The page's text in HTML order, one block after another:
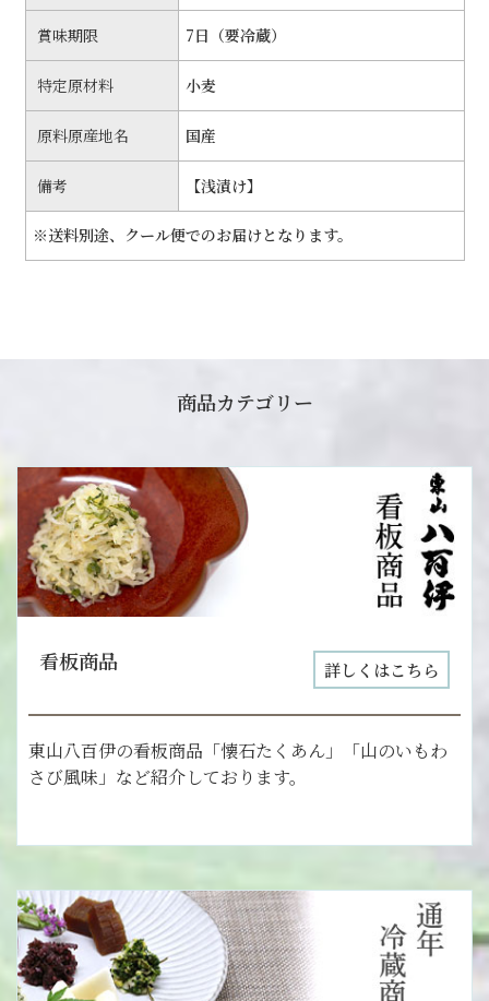
賞味期限 7日（要冷蔵）
特定原材料 小麦
原料原産地名 国産
備考 【浅漬け】
※送料別途、クール便でのお届けとなります。
商品カテゴリー
看板商品 詳しくはこちら
東山八百伊の看板商品「懐石たくあん」「山のいもわ
さび風味」など紹介しております。